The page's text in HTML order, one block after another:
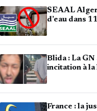
SEAAL
d’eau dans
Blida : La
incitation à la
France : la